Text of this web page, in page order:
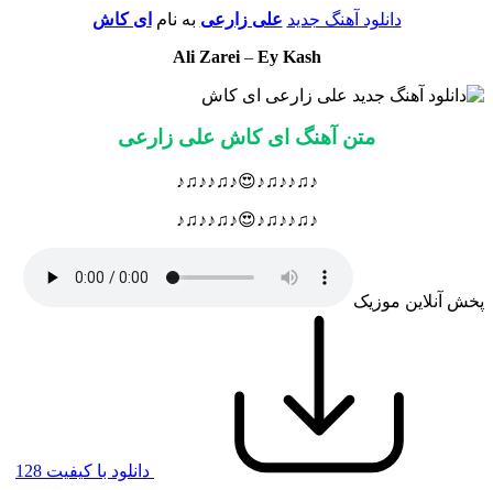
دانلود آهنگ جدید علی زارعی به نام ای کاش
Ali Zarei– Ey Kash
متن آهنگ ای کاش علی زارعی
♪♫♪♪♫♪😍♪♫♪♪♫♪
♪♫♪♪♫♪😍♪♫♪♪♫♪
پخش آنلاین موزیک
دانلود با کیفیت 128